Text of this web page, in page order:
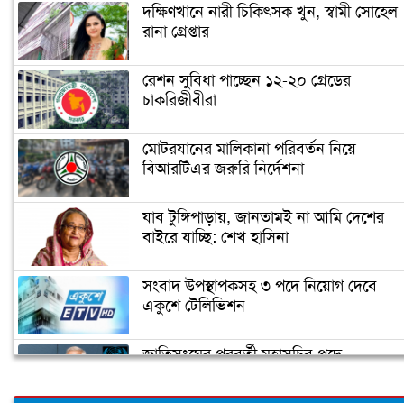
দক্ষিণখানে নারী চিকিৎসক খুন, স্বামী সোহেল
রানা গ্রেপ্তার
রেশন সুবিধা পাচ্ছেন ১২-২০ গ্রেডের
চাকরিজীবীরা
মোটরযানের মালিকানা পরিবর্তন নিয়ে
বিআরটিএর জরুরি নির্দেশনা
যাব টুঙ্গিপাড়ায়, জানতামই না আমি দেশের
বাইরে যাচ্ছি: শেখ হাসিনা
সংবাদ উপস্থাপকসহ ৩ পদে নিয়োগ দেবে
একুশে টেলিভিশন
জাতিসংঘের পরবর্তী মহাসচিব পদে